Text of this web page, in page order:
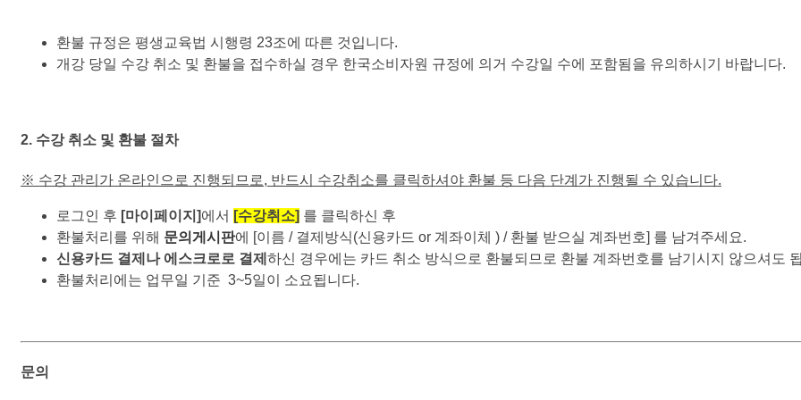
환불 규정은 평생교육법 시행령 23조에 따른 것입니다.
개강 당일 수강 취소 및 환불을 접수하실 경우 한국소비자원 규정에 의거 수강일 수에 포함됨을 유의하시기 바랍니다.
2. 수강 취소 및 환불 절차
※ 수강 관리가 온라인으로 진행되므로, 반드시 수강취소를 클릭하셔야 환불 등 다음 단계가 진행될 수 있습니다.
로그인 후 [마이페이지]에서 [수강취소] 를 클릭하신 후
환불처리를 위해 문의게시판에 [이름 / 결제방식(신용카드 or 계좌이체 ) / 환불 받으실 계좌번호] 를 남겨주세요.
신용카드 결제나 에스크로로 결제 하신 경우에는 카드 취소 방식으로 환불되므로 환불 계좌번호를 남기시지 않으셔도
환불처리에는 업무일 기준 3~5일이 소요됩니다.
문의